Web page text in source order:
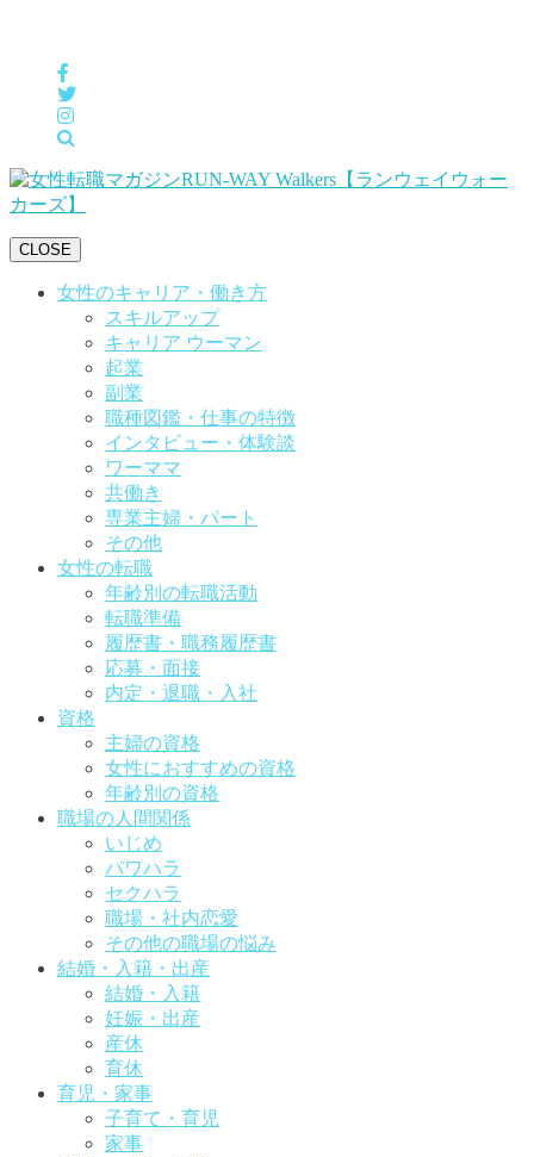
CLOSE
女性のキャリア・働き方
スキルアップ
キャリア ウーマン
起業
副業
職種図鑑・仕事の特徴
インタビュー・体験談
ワーママ
共働き
専業主婦・パート
その他
女性の転職
年齢別の転職活動
転職準備
履歴書・職務履歴書
応募・面接
内定・退職・入社
資格
主婦の資格
女性におすすめの資格
年齢別の資格
職場の人間関係
いじめ
パワハラ
セクハラ
職場・社内恋愛
その他の職場の悩み
結婚・入籍・出産
結婚・入籍
妊娠・出産
産休
育休
育児・家事
子育て・育児
家事